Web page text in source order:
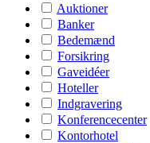
Auktioner
Banker
Bedemænd
Forsikring
Gaveidéer
Hoteller
Indgravering
Konferencecenter
Kontorhotel